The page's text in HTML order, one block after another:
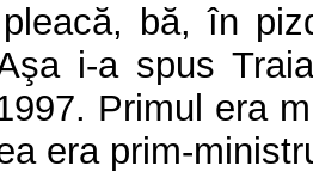
bă, în
i-a spus
Primul era
era prim-